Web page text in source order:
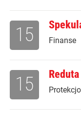
Finanse
15
15